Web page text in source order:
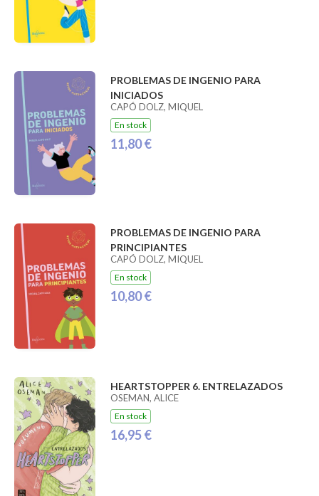
PROBLEMAS DE INGENIO PARA
INICIADOS
CAPÓ DOLZ, MIQUEL
En stock
11,80 €
PROBLEMAS DE INGENIO PARA
PRINCIPIANTES
CAPÓ DOLZ, MIQUEL
En stock
10,80 €
HEARTSTOPPER 6. ENTRELAZADOS
OSEMAN, ALICE
En stock
16,95 €